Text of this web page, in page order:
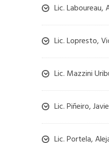
Lic. Laboureau,
Lic. Lopresto,
Lic. Mazzini
Lic. Piñeiro,
Lic. Portela,